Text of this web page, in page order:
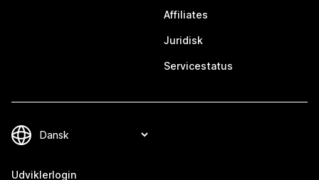
Affiliates
Juridisk
Servicestatus
Udviklerlogin